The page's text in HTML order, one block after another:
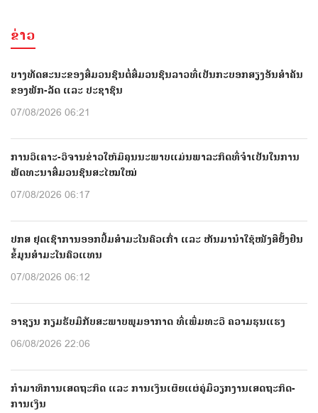
ຂ່າວ
ບາງທັດສະນະຂອງສື່ມວນຊົນຕໍ່ສື່ມວນຊົນລາວທີ່ເປັນກະບອກສຽງອັນສຳຄັນ
ຂອງພັກ-ລັດ ແລະ ປະຊາຊົນ
07/08/2026 06:21
ການວິເຄາະ-ວິຈານຂ່າວໃຫ້ມີຄຸນນະພາບແມ່ນພາລະກິດທີ່ຈຳເປັນໃນການ
ພັດທະນາສື່ມວນຊົນສະໄໝໃໝ່
07/08/2026 06:17
ປກສ ຢຸດເຊົາການອອກປື້ມສຳມະໂນຄົວເກົ່າ ແລະ ຫັນມານຳໃຊ້ໜັງສືຢັ້ງຢືນ
ຂໍ້ມູນສຳມະໂນຄົວແທນ
07/08/2026 06:12
ອາຊຽນ ກຽມຮັບມືກັບສະພາບພູມອາກາດ ທີ່ເພີ່ມທະວີ ຄວາມຮຸນແຮງ
06/08/2026 22:06
ກຳມາທິການເສດຖະກິດ ແລະ ການເງິນເຜີຍແຜ່ຄູ່ມືວຽກງານເສດຖະກິດ-
ການເງິນ